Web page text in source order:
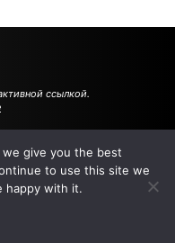
ссылкой.
РЕКЛАМА НА САЙТЕ
give you the best
to use this site we
happy with it.